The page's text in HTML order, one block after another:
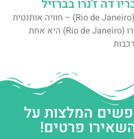
דה ז'נרו בברזיל
סיור חינם בריו דה ז'נרו (Rio de Janeiro) – חוויה אותנטית
על בסיס תשר ריו דה ז'נרו (Rio de Janeiro) היא אחת
המלצות על
פרטים!